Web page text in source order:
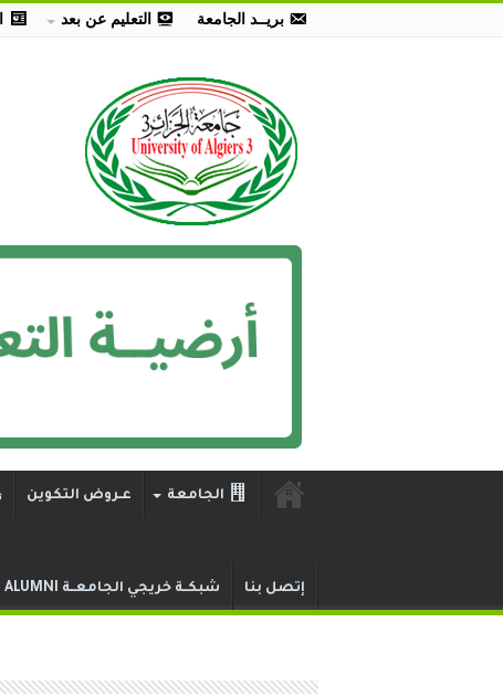
بريــد الجامعة التعليم عن بعد
الجامعة عـروض التكوين
إتصل بنا شبكــة خريجي الجامعــة ALUMNI